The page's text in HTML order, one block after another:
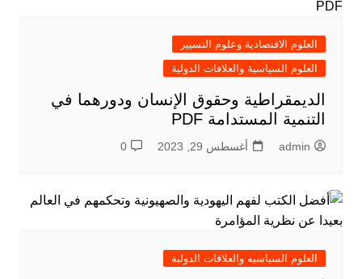
العلوم الاقتصادية وعلوم التسيير
العلوم السياسية والعلاقات الدولية
الديمقراطية وحقوق الإنسان ودورهما في
التنمية المستدامة PDF
admin أغسطس 29, 2023 0
العلوم السياسية والعلاقات الدولية